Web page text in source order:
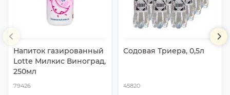
Напиток газированный
Lotte Милкис Виноград,
250мл
79426
Содовая Триера, 0,5л
45820